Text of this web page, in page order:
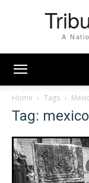
A
Home Tags
Tag: mexico